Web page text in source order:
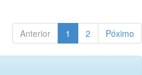
Anterior 1 2 Póximo